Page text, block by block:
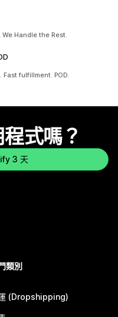
Handle the Rest.
Fast fulfillment. POD.
式嗎？
3 天
類別
(Dropshipping)